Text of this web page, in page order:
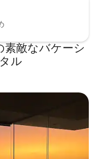
素敵なバケーシ
ル